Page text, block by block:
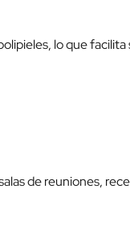
lo que
de reuniones,